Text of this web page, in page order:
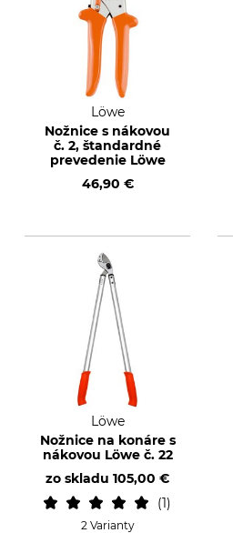
Löwe
Nožnice s nákovou
č. 2, štandardné
prevedenie Löwe
46,90 €
Löwe
Nožnice na konáre s
nákovou Löwe č. 22
zo skladu 105,00 €
1
2 Varianty